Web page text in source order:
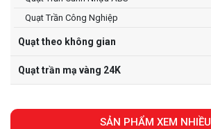
Quạt Trần Công Nghiệp
Quạt theo không gian
Quạt trần mạ vàng 24K
SẢN PHẨM XEM NHIỀU